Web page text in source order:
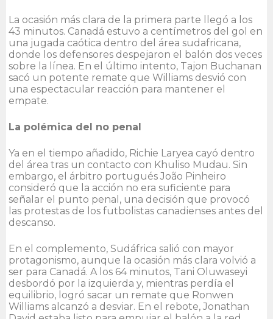
La ocasión más clara de la primera parte llegó a los
43 minutos. Canadá estuvo a centímetros del gol en
una jugada caótica dentro del área sudafricana,
donde los defensores despejaron el balón dos veces
sobre la línea. En el último intento, Tajon Buchanan
sacó un potente remate que Williams desvió con
una espectacular reacción para mantener el
empate.
La polémica del no penal
Ya en el tiempo añadido, Richie Laryea cayó dentro
del área tras un contacto con Khuliso Mudau. Sin
embargo, el árbitro portugués João Pinheiro
consideró que la acción no era suficiente para
señalar el punto penal, una decisión que provocó
las protestas de los futbolistas canadienses antes del
descanso.
En el complemento, Sudáfrica salió con mayor
protagonismo, aunque la ocasión más clara volvió a
ser para Canadá. A los 64 minutos, Tani Oluwaseyi
desbordó por la izquierda y, mientras perdía el
equilibrio, logró sacar un remate que Ronwen
Williams alcanzó a desviar. En el rebote, Jonathan